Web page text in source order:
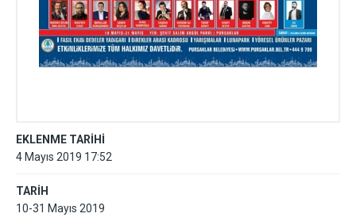
EKLENME TARİHİ
4 Mayıs 2019 17:52
TARİH
10-31 Mayıs 2019